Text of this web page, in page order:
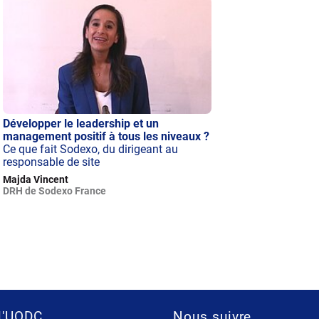
Développer le leadership et un
management positif à tous les niveaux ?
Ce que fait Sodexo, du dirigeant au
responsable de site
Majda Vincent
DRH de Sodexo France